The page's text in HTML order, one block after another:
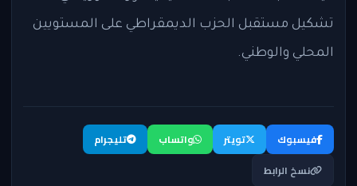
تشكيل مستقبل الحزب الديمقراطي على المستويين
المحلي والوطني.
فيسبوك تويتر واتساب
تليجرام
نسخ الرابط